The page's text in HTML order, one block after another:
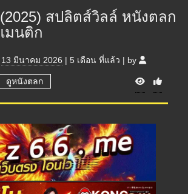
(2025) สปลิตส์วิลล์ หนังตลก
มนติก
13 มีนาคม 2026 | 5 เดือน ที่แล้ว | by
ดูหนังตลก V
i
e